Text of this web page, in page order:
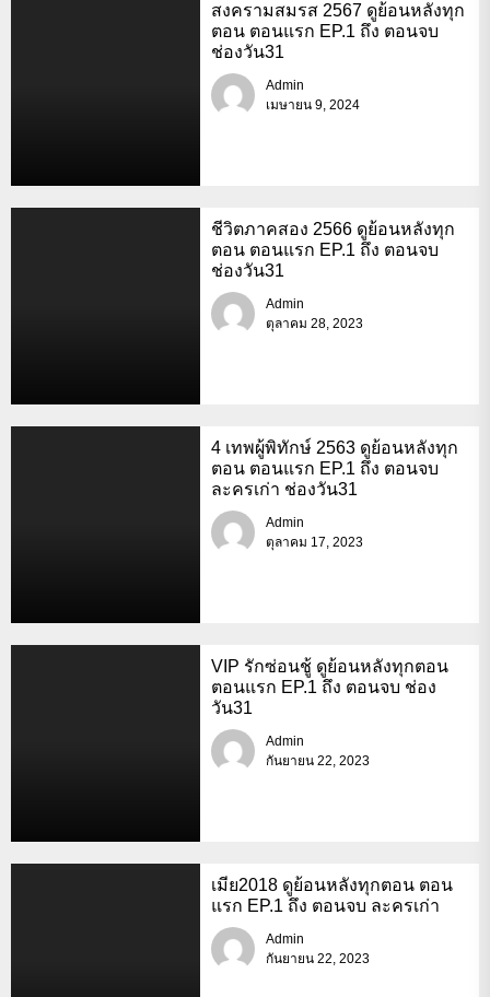
สงครามสมรส 2567 ดูย้อนหลังทุก
ตอน ตอนแรก EP.1 ถึง ตอนจบ
ช่องวัน31
Admin
เมษายน 9, 2024
ชีวิตภาคสอง 2566 ดูย้อนหลังทุก
ตอน ตอนแรก EP.1 ถึง ตอนจบ
ช่องวัน31
Admin
ตุลาคม 28, 2023
4 เทพผู้พิทักษ์ 2563 ดูย้อนหลังทุก
ตอน ตอนแรก EP.1 ถึง ตอนจบ
ละครเก่า ช่องวัน31
Admin
ตุลาคม 17, 2023
VIP รักซ่อนชู้ ดูย้อนหลังทุกตอน
ตอนแรก EP.1 ถึง ตอนจบ ช่อง
วัน31
Admin
กันยายน 22, 2023
เมีย2018 ดูย้อนหลังทุกตอน ตอน
แรก EP.1 ถึง ตอนจบ ละครเก่า
Admin
กันยายน 22, 2023